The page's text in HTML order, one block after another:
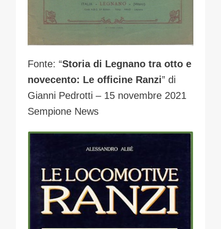
Fonte: “Storia di Legnano tra otto e
novecento: Le officine Ranzi” di
Gianni Pedrotti – 15 novembre 2021
Sempione News